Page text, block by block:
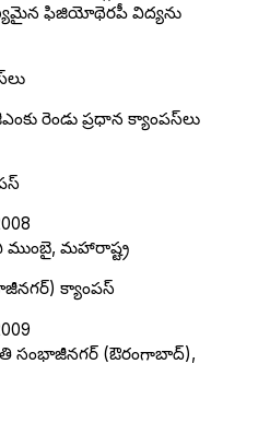
ఫిజియోథెరపీ విద్యను
రెండు ప్రధాన క్యాంపస్‌లు
ముంబై, మహారాష్ట్ర
క్యాంపస్
సంభాజీనగర్ (ఔరంగాబాద్),